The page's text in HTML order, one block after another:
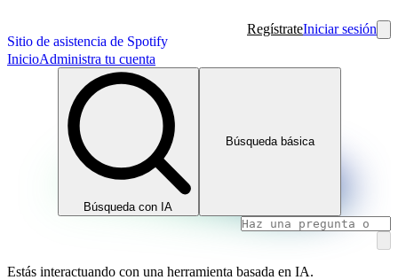
Sitio de asistencia de Spotify
RegístrateIniciar sesión
InicioAdministra tu cuenta
Búsqueda con IA
Búsqueda básica
Estás interactuando con una herramienta basada en IA.